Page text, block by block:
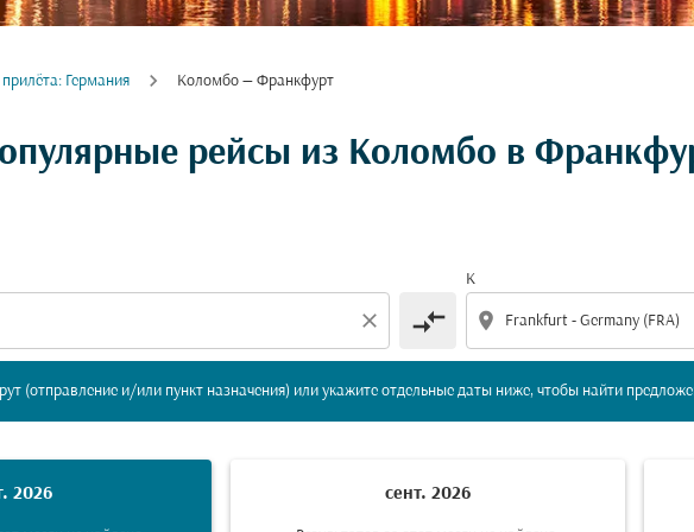
Германия Коломбо — Франкфурт
рейсы из Коломбо в
close compare_arrows
К
location_on
(отправление и/или пункт назначения) или укажите отдельные даты ниже, чтобы найти
маршрут (отправление и/или пункт назначения) или укажите
2026 сент. 2026